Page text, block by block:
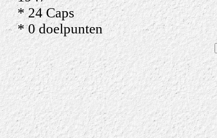
* 24 Caps
* 0 doelpunten